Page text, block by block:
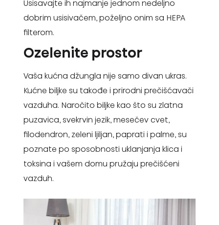
Usisavajte ih najmanje jednom nedeljno
dobrim usisivačem, poželjno onim sa HEPA
filterom.
Ozelenite prostor
Vaša kućna džungla nije samo divan ukras.
Kućne biljke su takođe i prirodni prečišćavači
vazduha. Naročito biljke kao što su zlatna
puzavica, svekrvin jezik, mesečev cvet,
filodendron, zeleni ljiljan, paprati i palme, su
poznate po sposobnosti uklanjanja klica i
toksina i vašem domu pružaju prečišćeni
vazduh.